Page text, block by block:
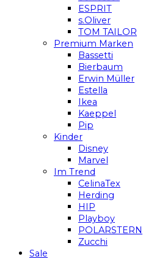
ESPRIT
s.Oliver
TOM TAILOR
Premium Marken
Bassetti
Bierbaum
Erwin Müller
Estella
Ikea
Kaeppel
Pip
Kinder
Disney
Marvel
Im Trend
CelinaTex
Herding
HIP
Playboy
POLARSTERN
Zucchi
Sale